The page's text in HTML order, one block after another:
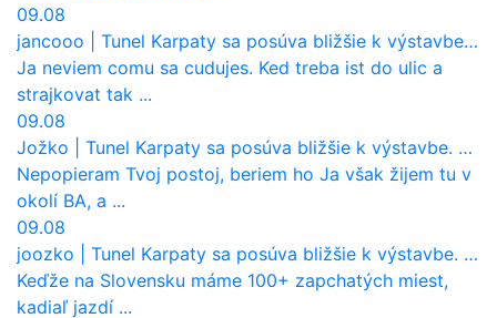
09.08
jancooo
Tunel Karpaty sa posúva bližšie k výstavbe. NDS urobila dôležitý krok
Ja neviem comu sa cudujes. Ked treba ist do ulic a
strajkovat tak ...
09.08
Jožko
Tunel Karpaty sa posúva bližšie k výstavbe. NDS urobila dôležitý krok
Nepopieram Tvoj postoj, beriem ho Ja však žijem tu v
okolí BA, a ...
09.08
joozko
Tunel Karpaty sa posúva bližšie k výstavbe. NDS urobila dôležitý krok
Keďže na Slovensku máme 100+ zapchatých miest,
kadiaľ jazdí ...